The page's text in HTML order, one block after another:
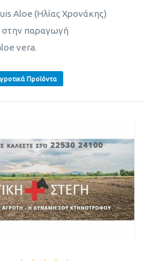
Aloe (Ηλίας Χρονάκης)
στην παραγωγή
vera.
Προϊόντα